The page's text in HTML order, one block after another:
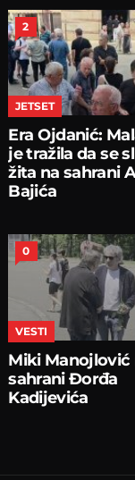
2
JETSET
Era Ojdanić:
je tražila da se
žita na sahrani
Bajića
0
VESTI
Miki Manojlović
sahrani Đorđa
Kadijevića